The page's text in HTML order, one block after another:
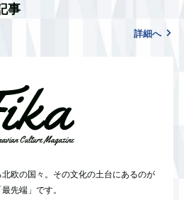
事
詳細へ
北欧の国々。その文化の土台にあるのが
先端」です。